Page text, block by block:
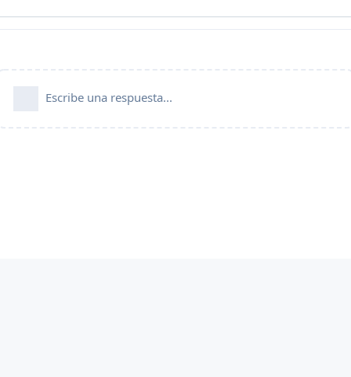
Escribe una respuesta...